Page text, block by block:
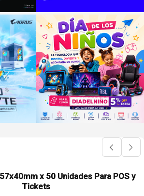
x 50 Unidades Para POS y
Tickets